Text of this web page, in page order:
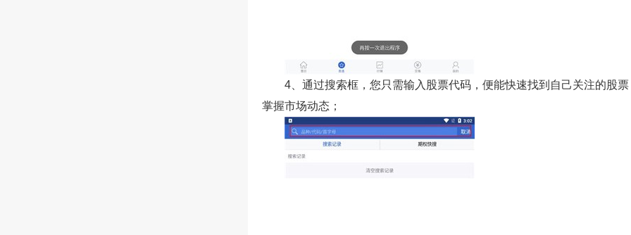
4、通过搜索框，您只需输入股票代码，便能快速找到自己关注的股
掌握市场动态；